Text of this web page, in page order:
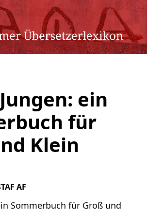
ein
für
Klein
AF
Sommerbuch für Groß und